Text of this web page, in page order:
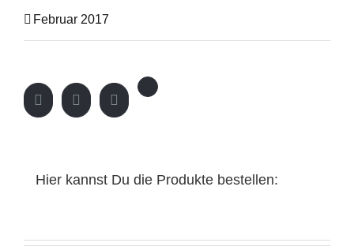
Februar 2017
Hier kannst Du die Produkte bestellen: